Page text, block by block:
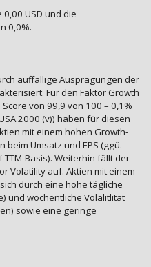
USD und die
0,0%.
auffällige Ausprägungen der
Für den Faktor Growth
von 99,9 von 100 – 0,1%
2000 (v)) haben für diesen
mit einem hohen Growth-
beim Umsatz und EPS (ggü.
Basis). Weiterhin fällt der
Volatility auf. Aktien mit einem
durch eine hohe tägliche
und wöchentliche Volalitlität
sowie eine geringe